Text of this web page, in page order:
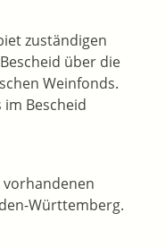
zuständigen
über die
Weinfonds.
im Bescheid
Württemberg.